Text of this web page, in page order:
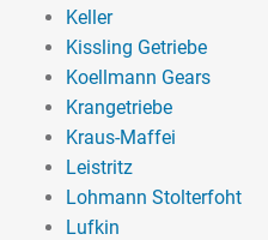
Keller
Kissling Getriebe
Koellmann Gears
Krangetriebe
Kraus-Maffei
Leistritz
Lohmann Stolterfoht
Lufkin